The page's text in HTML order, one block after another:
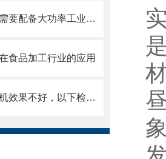
电气行业为什么需要配备大功率工业除湿机？
食品加工行业的应用
大功率工业除湿机效果不好，以下检查是*的